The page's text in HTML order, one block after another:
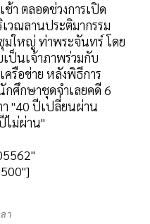
า ตลอดช่วงการเปิด
วณลานประติมากรรม
มใหญ่ ท่าพระจันทร์ โดย
ป็นเจ้าภาพร่วมกับ
รือข่าย หลังพิธีการ
กศึกษาชุดจำเลยคดี 6
"40 ปีเปลี่ยนผ่าน
ไม่ผ่าน"
า